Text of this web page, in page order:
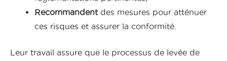
Recommandentdes mesures pour atténuer
ces risques et assurer la conformité.
Leur travail assure que le processus de levée de